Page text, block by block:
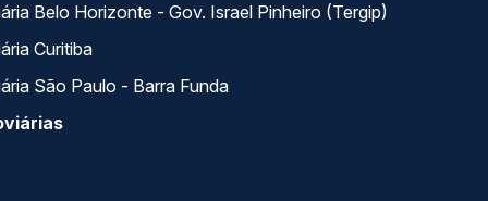
Belo Horizonte - Gov. Israel Pinheiro (Tergip)
Curitiba
São Paulo - Barra Funda